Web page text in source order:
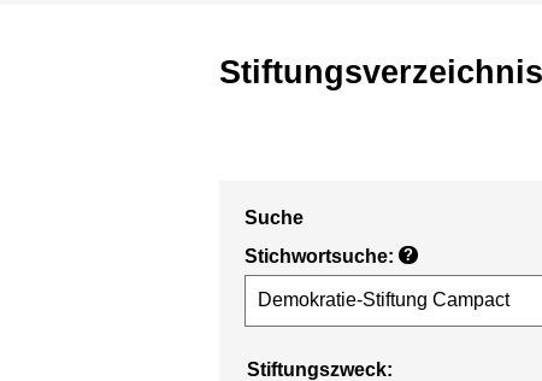
Stiftungsverzeichnis
Suche
Stichwortsuche: ?
Stiftungszweck: